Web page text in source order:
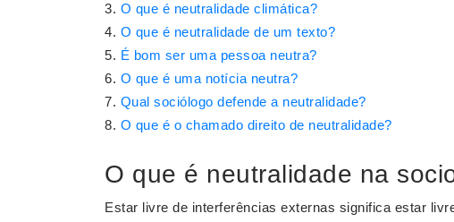
O que é neutralidade climática?
O que é neutralidade de um texto?
É bom ser uma pessoa neutra?
O que é uma notícia neutra?
Qual sociólogo defende a neutralidade?
O que é o chamado direito de neutralidade?
O que é neutralidade na
Estar livre de interferências externas significa estar